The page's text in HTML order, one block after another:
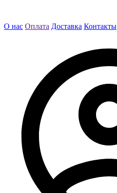
О нас Оплата Доставка Контакты